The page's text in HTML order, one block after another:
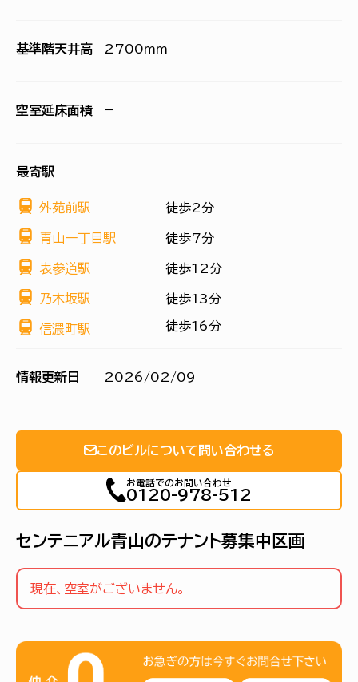
基準階天井高 2700mm
空室延床面積 −
最寄駅
外苑前駅 徒歩2分
青山一丁目駅 徒歩7分
表参道駅 徒歩12分
乃木坂駅 徒歩13分
信濃町駅 徒歩16分
情報更新日 2026/02/09
このビルについて問い合わせる
お電話でのお問い合わせ
0120-978-512
センテニアル青山のテナント募集中区画
現在、空室がございません。